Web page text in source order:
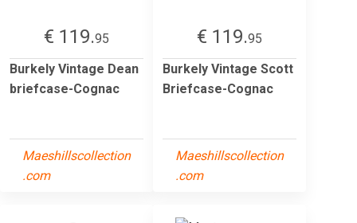
€ 119.95
Burkely Vintage Dean
briefcase-Cognac
Maeshillscollection
.com
€ 119.95
Burkely Vintage Scott
Briefcase-Cognac
Maeshillscollection
.com